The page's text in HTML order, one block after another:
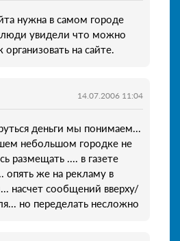
нужна в самом городе
люди увидели что можно
на сайте.
14.07.2006 11:04
деньги мы понимаем...
небольшом городке не
размещать .... в газете
опять же на рекламу в
насчет сообщений вверху/
но переделать несложно